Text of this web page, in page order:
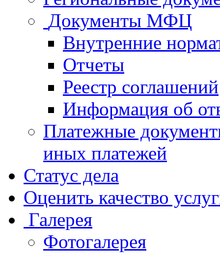
Документы МФЦ
Внутренние
Отчеты
Реестр соглашений
Информация об
Платежные
иных платежей
Статус дела
Оценить качество
Галерея
Фотогалерея